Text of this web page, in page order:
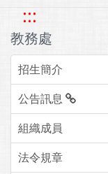
:::
教務處
招生簡介
公告訊息
組織成員
法令規章